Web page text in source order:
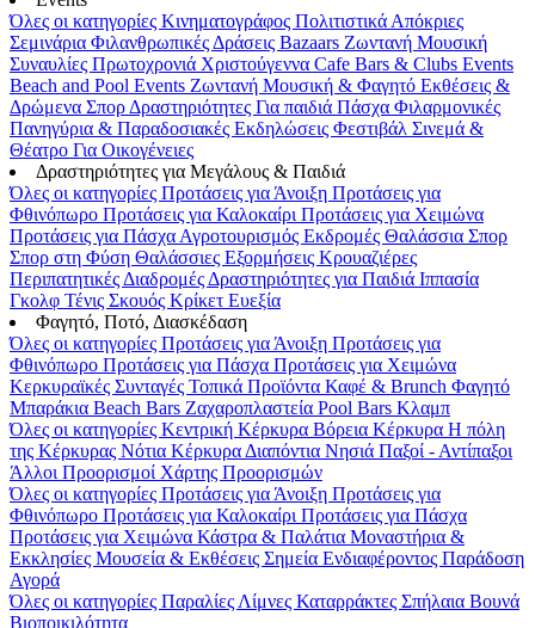
Όλες οι κατηγορίες Κινηματογράφος Πολιτιστικά Απόκριες
Σεμινάρια Φιλανθρωπικές Δράσεις Bazaars Ζωντανή Μουσική
Συναυλίες Πρωτοχρονιά Χριστούγεννα Cafe Bars & Clubs Events
Beach and Pool Events Ζωντανή Μουσική & Φαγητό Εκθέσεις &
Δρώμενα Σπορ Δραστηριότητες Για παιδιά Πάσχα Φιλαρμονικές
Πανηγύρια & Παραδοσιακές Εκδηλώσεις Φεστιβάλ Σινεμά &
Θέατρο Για Οικογένειες
Δραστηριότητες για Μεγάλους & Παιδιά
Όλες οι κατηγορίες Προτάσεις για Άνοιξη Προτάσεις για
Φθινόπωρο Προτάσεις για Καλοκαίρι Προτάσεις για Χειμώνα
Προτάσεις για Πάσχα Αγροτουρισμός Εκδρομές Θαλάσσια Σπορ
Σπορ στη Φύση Θαλάσσιες Εξορμήσεις Κρουαζιέρες
Περιπατητικές Διαδρομές Δραστηριότητες για Παιδιά Ιππασία
Γκολφ Τένις Σκουός Κρίκετ Ευεξία
Φαγητό, Ποτό, Διασκέδαση
Όλες οι κατηγορίες Προτάσεις για Άνοιξη Προτάσεις για
Φθινόπωρο Προτάσεις για Πάσχα Προτάσεις για Χειμώνα
Κερκυραϊκές Συνταγές Τοπικά Προϊόντα Καφέ & Brunch Φαγητό
Μπαράκια Beach Bars Ζαχαροπλαστεία Pool Bars Κλαμπ
Όλες οι κατηγορίες Κεντρική Κέρκυρα Βόρεια Κέρκυρα Η πόλη
της Κέρκυρας Νότια Κέρκυρα Διαπόντια Νησιά Παξοί - Αντίπαξοι
Άλλοι Προορισμοί Χάρτης Προορισμών
Όλες οι κατηγορίες Προτάσεις για Άνοιξη Προτάσεις για
Φθινόπωρο Προτάσεις για Καλοκαίρι Προτάσεις για Πάσχα
Προτάσεις για Χειμώνα Κάστρα & Παλάτια Μοναστήρια &
Εκκλησίες Μουσεία & Εκθέσεις Σημεία Ενδιαφέροντος Παράδοση
Αγορά
Όλες οι κατηγορίες Παραλίες Λίμνες Καταρράκτες Σπήλαια Βουνά
Βιοποικιλότητα